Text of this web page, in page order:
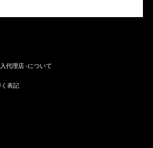
代理店 -について
表記